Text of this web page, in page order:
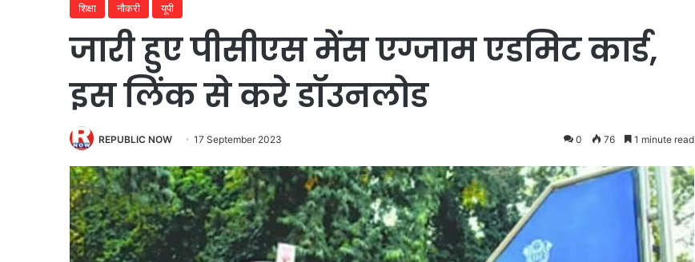
शिक्षा नौकरी यूपी
जारी हुए पीसीएस मेंस एग्जाम एडमिट कार्ड,
इस लिंक से करे डॉउनलोड
REPUBLIC NOW 17 September 2023 0 76 1 minute read